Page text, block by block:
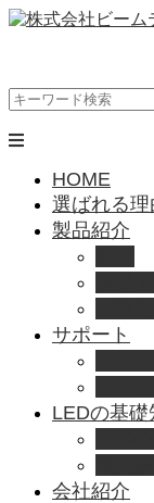
HOME
選ばれる理
製品紹介
サポート
LEDの基礎
会社紹介